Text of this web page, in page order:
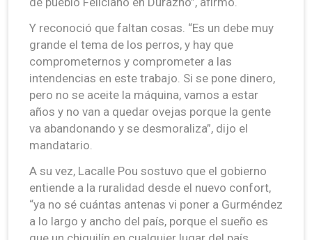
Y reconoció que faltan cosas. “Es un debe muy
grande el tema de los perros, y hay que
comprometernos y comprometer a las
intendencias en este trabajo. Si se pone dinero,
pero no se aceite la máquina, vamos a estar
años y no van a quedar ovejas porque la gente
va abandonando y se desmoraliza”, dijo el
mandatario.
A su vez, Lacalle Pou sostuvo que el gobierno
entiende a la ruralidad desde el nuevo confort,
“ya no sé cuántas antenas vi poner a Gurméndez
a lo largo y ancho del país, porque el sueño es